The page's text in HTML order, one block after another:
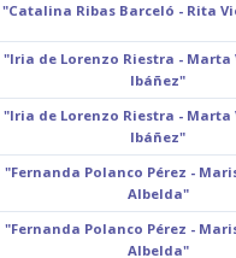
"Catalina Ribas Barceló - Rita
"Iria de Lorenzo Riestra - Marta
Ibáñez"
"Iria de Lorenzo Riestra - Marta
Ibáñez"
"Fernanda Polanco Pérez -
Albelda"
"Fernanda Polanco Pérez -
Albelda"